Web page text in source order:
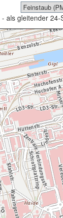
- als gleitender